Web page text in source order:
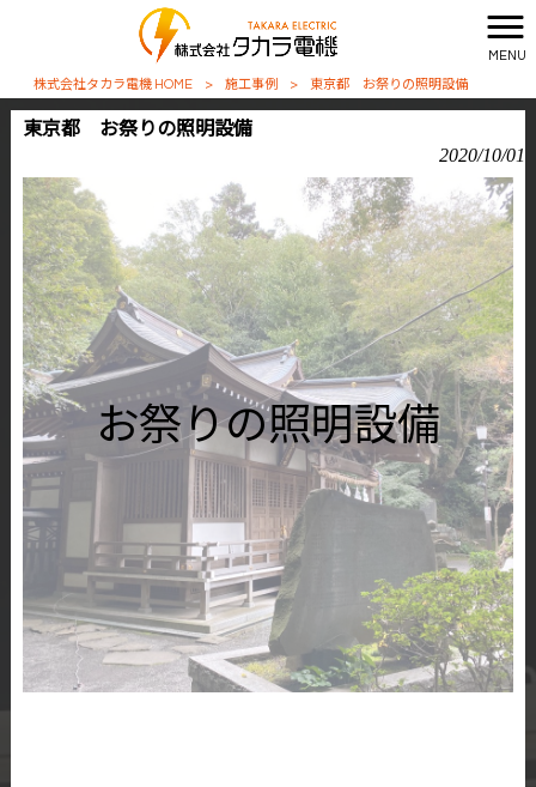
MENU
株式会社タカラ電機 HOME > 施工事例 > 東京都 お祭りの照明設備
東京都 お祭りの照明設備
2020/10/01
お祭りの照明設備